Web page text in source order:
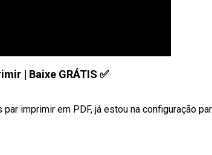
| Baixe GRÁTIS ✅
imprimir em PDF, já estou na configuração